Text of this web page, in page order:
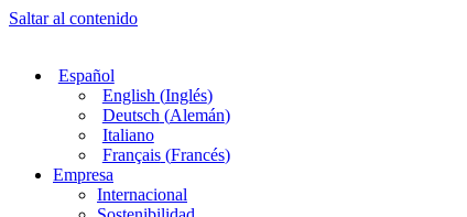
Saltar al contenido
Español
English (Inglés)
Deutsch (Alemán)
Italiano
Français(Francés)
Empresa
Internacional